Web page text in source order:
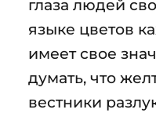
глаза людей
языке цветов
имеет свое
думать, что
вестники